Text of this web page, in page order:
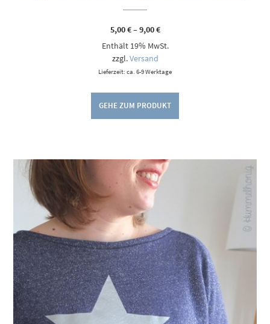
5,00€–9,00€Preisspanne:
bis
Enthält 19% MwSt.
zzgl.Versand
Lieferzeit: ca. 6-9 Werktage
GEHE ZUM PRODUKT